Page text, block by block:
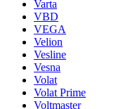
Varta
VBD
VEGA
Velion
Vesline
Vesna
Volat
Volat Prime
Voltmaster